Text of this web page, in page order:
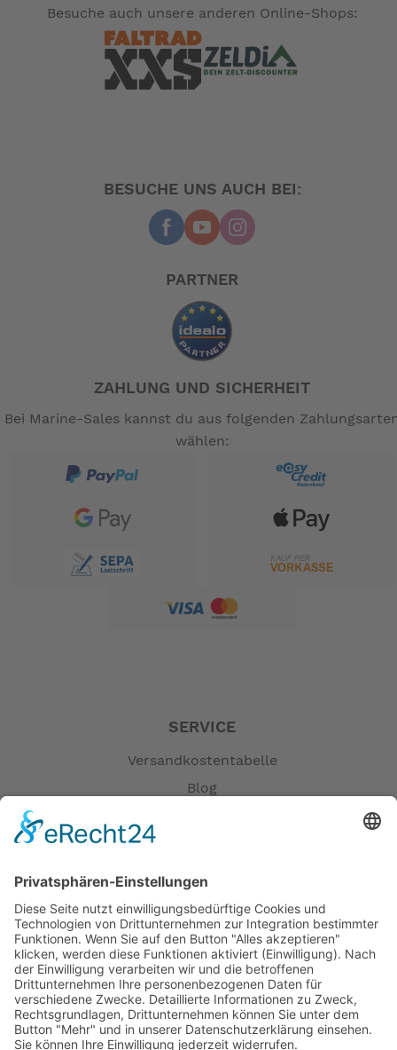
Besuche auch unsere anderen Online-Shops:
BESUCHE UNS AUCH BEI:
PARTNER
ZAHLUNG UND SICHERHEIT
Bei Marine-Sales kannst du aus folgenden
wählen:
SERVICE
Versandkostentabelle
Blog
Versandpartner
Verfügbarkeiten
Zahlung und Versand
Datenschutz
Fernabsatz